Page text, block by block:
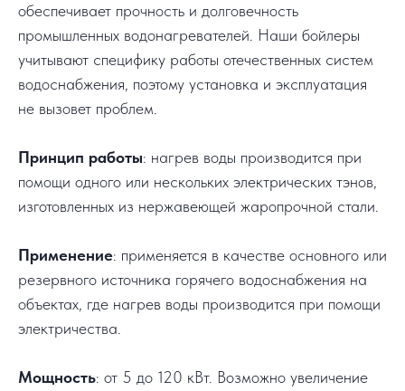
обеспечивает прочность и долговечность
промышленных водонагревателей. Наши бойлеры
учитывают специфику работы отечественных систем
водоснабжения, поэтому установка и эксплуатация
не вызовет проблем.
Принцип работы: нагрев воды производится при
помощи одного или нескольких электрических тэнов,
изготовленных из нержавеющей жаропрочной стали.
Применение: применяется в качестве основного или
резервного источника горячего водоснабжения на
объектах, где нагрев воды производится при помощи
электричества.
Мощность: от 5 до 120 кВт. Возможно увеличение